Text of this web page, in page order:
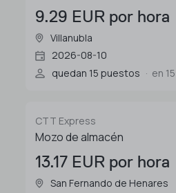
9.29 EUR por hora
Villanubla
2026-08-10
quedan 15 puestos
en
CTT Express
Mozo de almacén
13.17 EUR por hora
San Fernando de Henares